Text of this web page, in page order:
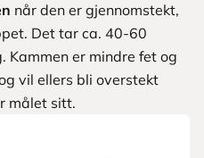
når den er gjennomstekt,
Det tar ca. 40-60
Kammen er mindre fet og
vil ellers bli overstekt
målet sitt.